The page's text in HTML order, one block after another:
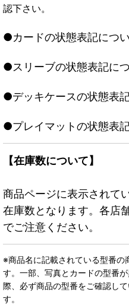
認下さい。
●カードの状態表記につ
●スリーブの状態表記に
●デッキケースの状態表
●プレイマットの状態表
【在庫数について】
商品ページに表示されて
在庫数となります。各店
でご注意ください。
※商品名に記載されている型番の
す。一部、写真とカードの型番
際、必ず商品の型番をご確認し
す。